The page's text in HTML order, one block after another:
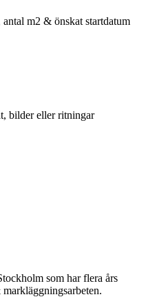
m2 & önskat startdatum
bilder eller ritningar
som har flera års